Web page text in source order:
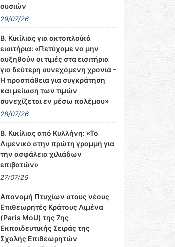
ουσιών
29/07/26
Β. Κικίλιας για ακτοπλοϊκά
εισιτήρια: «Πετύχαμε να μην
αυξηθούν οι τιμές στα εισιτήρια
για δεύτερη συνεχόμενη χρονιά –
Η προσπάθεια για συγκράτηση
και μείωση των τιμών
συνεχίζεται εν μέσω πολέμου»
28/07/26
Β. Κικίλιας από Κυλλήνη: «Το
Λιμενικό στην πρώτη γραμμή για
την ασφάλεια χιλιάδων
επιβατών»
27/07/26
Απονομή Πτυχίων στους νέους
Επιθεωρητές Κράτους Λιμένα
(Paris MoU) της 7ης
Εκπαιδευτικής Σειράς της
Σχολής Επιθεωρητών